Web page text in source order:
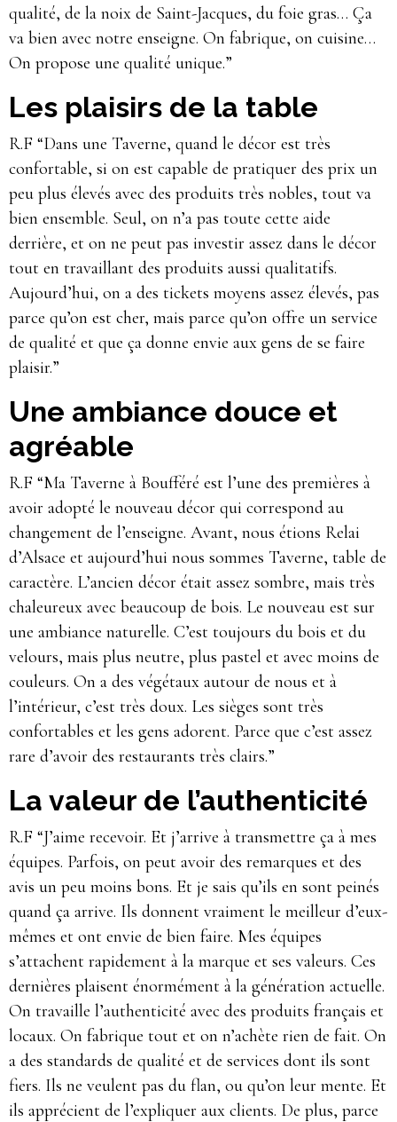
qualité, de la noix de Saint-Jacques, du foie gras… Ça
va bien avec notre enseigne. On fabrique, on cuisine…
On propose une qualité unique.”
Les plaisirs de la table
R.F “Dans une Taverne, quand le décor est très
confortable, si on est capable de pratiquer des prix un
peu plus élevés avec des produits très nobles, tout va
bien ensemble. Seul, on n’a pas toute cette aide
derrière, et on ne peut pas investir assez dans le décor
tout en travaillant des produits aussi qualitatifs.
Aujourd’hui, on a des tickets moyens assez élevés, pas
parce qu’on est cher, mais parce qu’on offre un service
de qualité et que ça donne envie aux gens de se faire
plaisir.”
Une ambiance douce et
agréable
R.F “Ma Taverne à Boufféré est l’une des premières à
avoir adopté le nouveau décor qui correspond au
changement de l’enseigne. Avant, nous étions Relai
d’Alsace et aujourd’hui nous sommes Taverne, table de
caractère. L’ancien décor était assez sombre, mais très
chaleureux avec beaucoup de bois. Le nouveau est sur
une ambiance naturelle. C’est toujours du bois et du
velours, mais plus neutre, plus pastel et avec moins de
couleurs. On a des végétaux autour de nous et à
l’intérieur, c’est très doux. Les sièges sont très
confortables et les gens adorent. Parce que c’est assez
rare d’avoir des restaurants très clairs.”
La valeur de l’authenticité
R.F “J’aime recevoir. Et j’arrive à transmettre ça à mes
équipes. Parfois, on peut avoir des remarques et des
avis un peu moins bons. Et je sais qu’ils en sont peinés
quand ça arrive. Ils donnent vraiment le meilleur d’eux-
mêmes et ont envie de bien faire. Mes équipes
s’attachent rapidement à la marque et ses valeurs. Ces
dernières plaisent énormément à la génération actuelle.
On travaille l’authenticité avec des produits français et
locaux. On fabrique tout et on n’achète rien de fait. On
a des standards de qualité et de services dont ils sont
fiers. Ils ne veulent pas du flan, ou qu’on leur mente. Et
ils apprécient de l’expliquer aux clients. De plus, parce